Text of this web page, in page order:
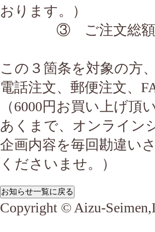
おります。）
③ ご注文総額6000
この３箇条を対象の方
電話注文、郵便注文、
（6000円お買い上げ
あくまで、オンライン
企画内容を毎回勘違い
くださいませ。）
Copyright © Aizu-